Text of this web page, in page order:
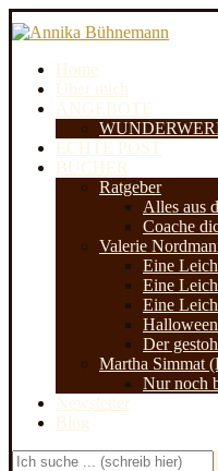
Home
Über mich
ANGEBOTE
ECHTE POST
BÜCHER
Ratgeber
Alles aus
Coache
Valerie
Eine
Eine
Eine
Der
Martha Simmat
Nur noch
Newsletter
Blog